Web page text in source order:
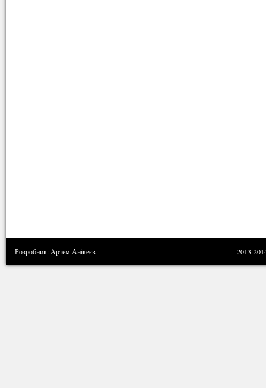
Розробник: Артем Анікеєв 2013-